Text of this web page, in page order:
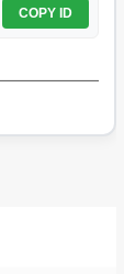
COPY ID